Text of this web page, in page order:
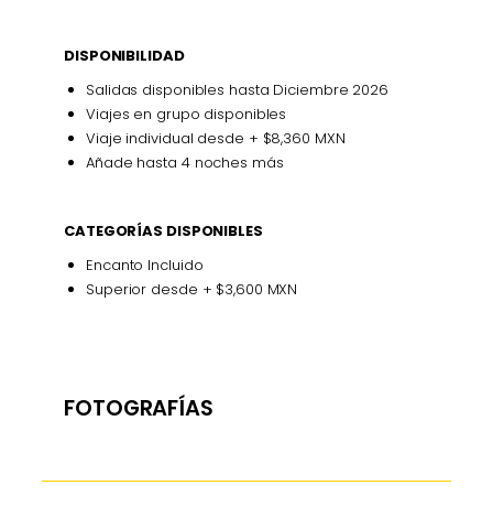
DISPONIBILIDAD
Salidas disponibles hasta Diciembre 2026
Viajes en grupo disponibles
Viaje individual desde + $8,360 MXN
Añade hasta 4 noches más
CATEGORÍAS DISPONIBLES
Encanto Incluido
Superior desde + $3,600 MXN
FOTOGRAFÍAS